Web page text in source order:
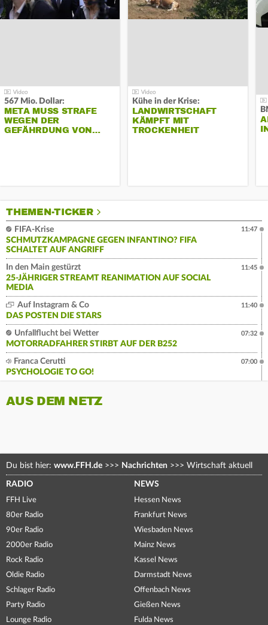
567 Mio. Dollar:
META MUSS STRAFE
WEGEN DER
GEFÄHRDUNG VON…
Kühe in der Krise:
LANDWIRTSCHAFT
KÄMPFT MIT
TROCKENHEIT
THEMEN-TICKER
FIFA-Krise
SCHMUTZKAMPAGNE GEGEN INFANTINO? FIFA
SCHALTET AUF ANGRIFF
11:47
In den Main gestürzt
25-JÄHRIGER STREAMT REANIMATION AUF SOCIAL
MEDIA
11:45
Auf Instagram & Co
DAS POSTEN DIE STARS
11:40
Unfallflucht bei Wetter
MOTORRADFAHRER STIRBT AUF DER B252
07:32
Franca Cerutti
PSYCHOLOGIE TO GO!
07:00
AUS DEM NETZ
Du bist hier: www.FFH.de >>> Nachrichten >>> Wirtschaft aktuell
RADIO
FFH Live
80er Radio
90er Radio
2000er Radio
Rock Radio
Oldie Radio
Schlager Radio
Party Radio
Lounge Radio
NEWS
Hessen News
Frankfurt News
Wiesbaden News
Mainz News
Kassel News
Darmstadt News
Offenbach News
Gießen News
Fulda News